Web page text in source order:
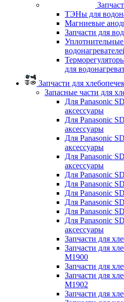
ТЭНы для
Магниевые
Запчасти для
для
Запчасти для
Запасные части для
Для Panasonic
аксессуары
Для Panasonic
аксессуары
Для Panasonic
аксессуары
Для Panasonic
аксессуары
Для Panasonic
Для Panasonic
Для Panasonic
Для Panasonic
Для Panasonic
Для Panasonic
аксессуары
Запчасти для
Запчасти для
M1900
Запчасти для
Запчасти для
M1902
Запчасти для